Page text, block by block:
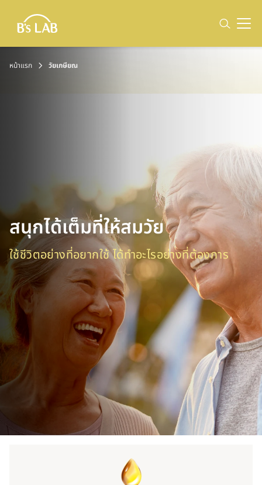
หน้าแรก วัยเกษียณ
สนุกได้เต็มที่ให้สมวัย
ใช้ชีวิตอย่างที่อยากใช้ ได้ทำอะไรอย่างที่ต้องการ